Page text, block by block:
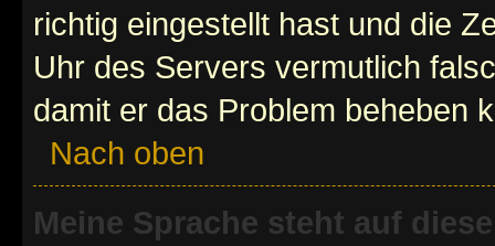
richtig eingestellt hast und die
Uhr des Servers vermutlich
damit er das Problem beheben
Nach oben
Meine Sprache steht auf